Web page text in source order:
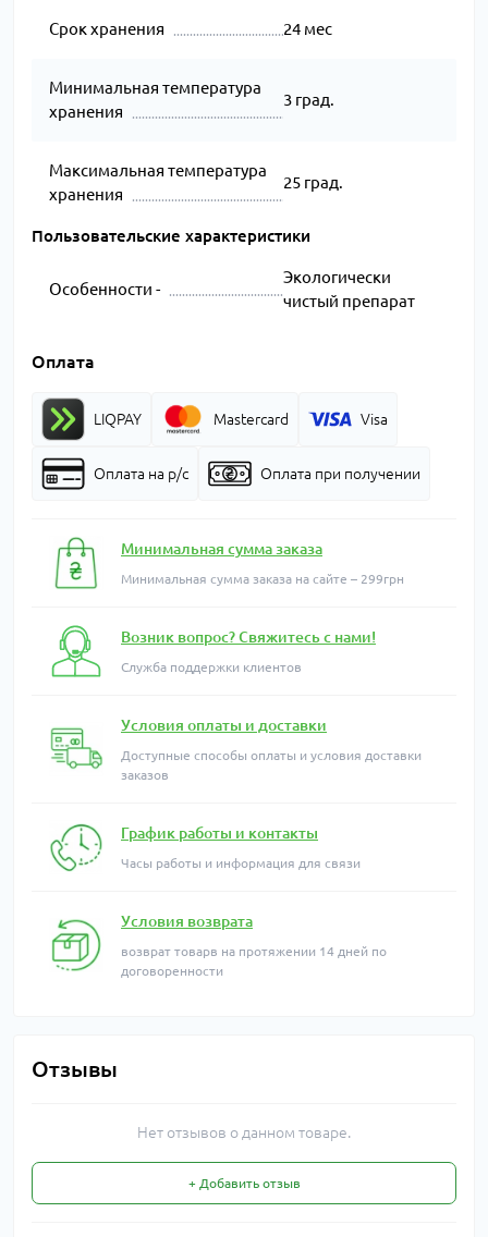
Срок хранения 24 мес
Минимальная температура
хранения
3 град.
Максимальная температура
хранения
25 град.
Пользовательские характеристики
Особенности -
Экологически
чистый препарат
Оплата
LIQPAY Mastercard Visa
Оплата на р/с Оплата при получении
Минимальная сумма заказа
Минимальная сумма заказа на сайте – 299грн
Возник вопрос? Свяжитесь с нами!
Служба поддержки клиентов
Условия оплаты и доставки
Доступные способы оплаты и условия доставки
заказов
График работы и контакты
Часы работы и информация для связи
Условия возврата
возврат товарв на протяжении 14 дней по
договоренности
Отзывы
Нет отзывов о данном товаре.
+ Добавить отзыв